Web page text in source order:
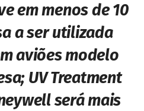
em menos de 10
a ser utilizada
aviões modelo
UV Treatment
será mais